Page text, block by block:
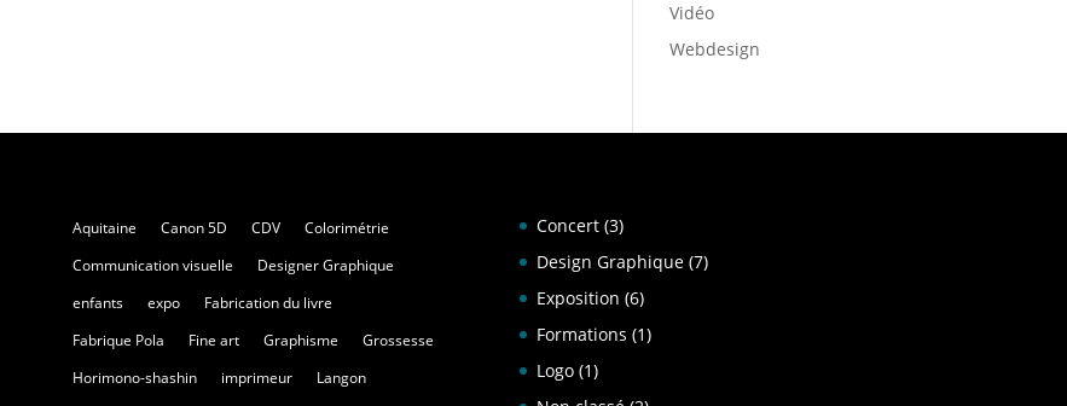
Vidéo
Webdesign
Aquitaine Canon 5D CDV
Colorimétrie
Communication visuelle
Designer Graphique
enfants
expo
Fabrication du livre
Fabrique Pola
Fine art Graphisme
Grossesse
Horimono-shashin
imprimeur
Langon
Concert(3)
Design Graphique(7)
Exposition (6)
Formations (1)
Logo(1)